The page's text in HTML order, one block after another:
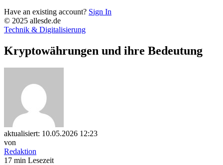
Have an existing account? Sign In
© 2025 allesde.de
Technik & Digitalisierung
Kryptowährungen und ihre Bedeutung
aktualisiert: 10.05.2026 12:23
von
Redaktion
17 min Lesezeit